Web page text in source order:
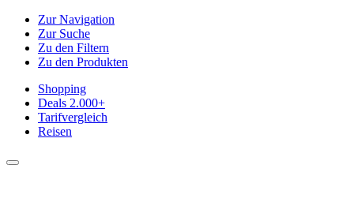
Zur Navigation
Zur Suche
Zu den Filtern
Zu den Produkten
Shopping
Deals 2.000+
Tarifvergleich
Reisen